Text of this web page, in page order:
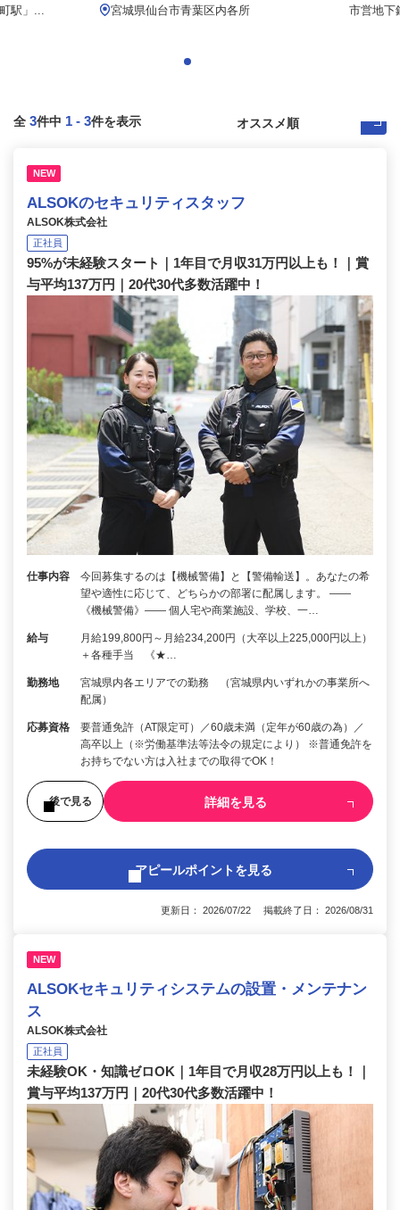
駅」...
宮城県仙台市青葉区内各所
市営地下
全 3件中 1 - 3件を表示
NEW
ALSOKのセキュリティスタッフ
ALSOK株式会社
正社員
95%が未経験スタート｜1年目で月収31万円以上も！｜賞
与平均137万円｜20代30代多数活躍中！
仕事内容
今回募集するのは【機械警備】と【警備輸送】。あなたの希
望や適性に応じて、どちらかの部署に配属します。 ――
《機械警備》―― 個人宅や商業施設、学校、一…
給与
月給199,800円～月給234,200円（大卒以上225,000円以上）
＋各種手当 《★…
勤務地
宮城県内各エリアでの勤務 （宮城県内いずれかの事業所へ
配属）
応募資格
要普通免許（AT限定可）／60歳未満（定年が60歳の為）／
高卒以上（※労働基準法等法令の規定により） ※普通免許を
お持ちでない方は入社までの取得でOK！
後で見る 詳細を見る
アピールポイントを見る
更新日： 2026/07/22 掲載終了日： 2026/08/31
NEW
ALSOKセキュリティシステムの設置・メンテナン
ス
ALSOK株式会社
正社員
未経験OK・知識ゼロOK｜1年目で月収28万円以上も！｜
賞与平均137万円｜20代30代多数活躍中！